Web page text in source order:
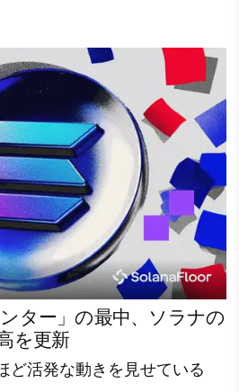
ター」の最中、ソラナの
を更新
ど活発な動きを見せている